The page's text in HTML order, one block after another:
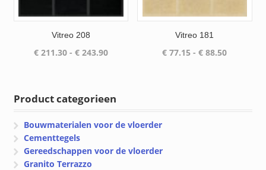
Vitreo 208
€211.30 - €243.90Prijsklasse:
Vitreo 181
€ 77.15 - € 88.50
Product categorieen
Bouwmaterialen voor de vloerder
Cementtegels
Gereedschappen voor de vloerder
Granito Terrazzo